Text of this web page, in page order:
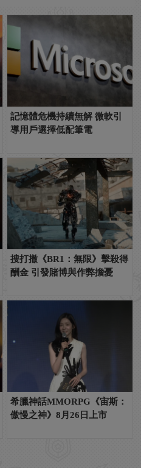
記憶體危機持續無解 微軟引
導用戶選擇低配筆電
搜打撤《BR1：無限》擊殺得
酬金 引發賭博與作弊擔憂
希臘神話MMORPG《宙斯：
傲慢之神》8月26日上市